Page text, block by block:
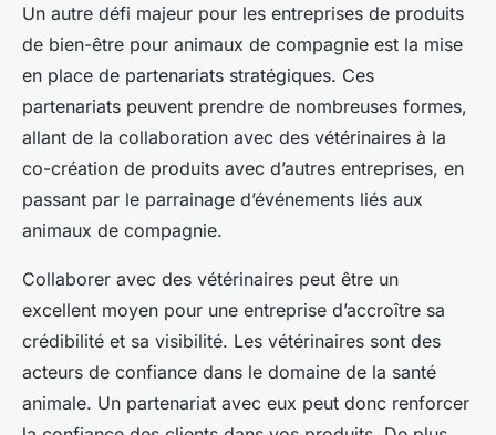
Un autre défi majeur pour les entreprises de produits
de bien-être pour animaux de compagnie est la mise
en place de partenariats stratégiques. Ces
partenariats peuvent prendre de nombreuses formes,
allant de la collaboration avec des vétérinaires à la
co-création de produits avec d’autres entreprises, en
passant par le parrainage d’événements liés aux
animaux de compagnie.
Collaborer avec des vétérinaires peut être un
excellent moyen pour une entreprise d’accroître sa
crédibilité et sa visibilité. Les vétérinaires sont des
acteurs de confiance dans le domaine de la santé
animale. Un partenariat avec eux peut donc renforcer